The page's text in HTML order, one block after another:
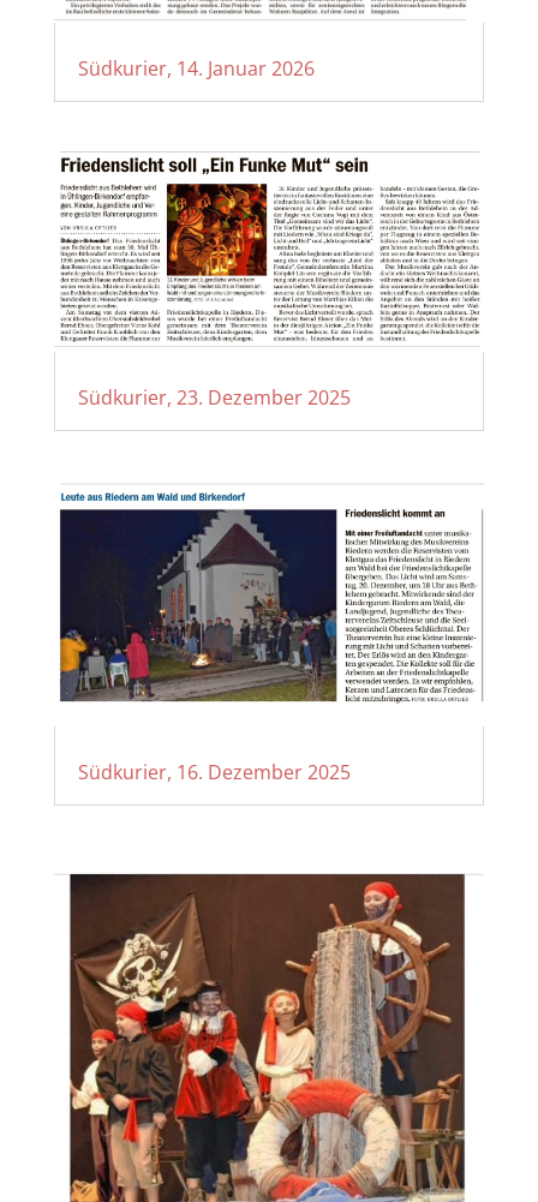
Südkurier, 14. Januar 2026
Südkurier, 23. Dezember 2025
Südkurier, 16. Dezember 2025